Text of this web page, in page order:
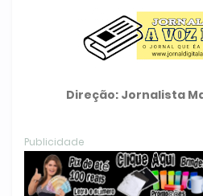
Direção: Jornalista
Publicidade